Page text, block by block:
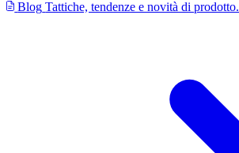
Blog Tattiche, tendenze e novità di prodotto.